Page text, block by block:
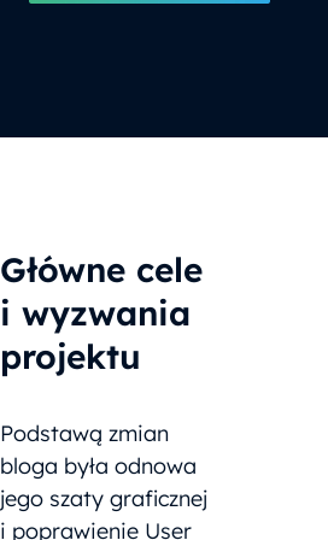
Główne cele
i wyzwania
projektu
Podstawą zmian
bloga była odnowa
jego szaty graficznej
i poprawienie User